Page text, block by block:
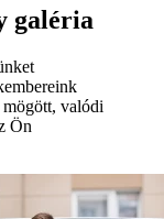
galéria
mögött, valódi
Ön